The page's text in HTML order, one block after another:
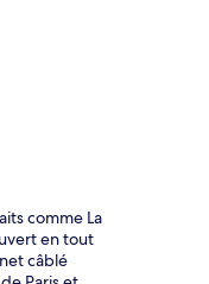
comme La
en tout
câblé